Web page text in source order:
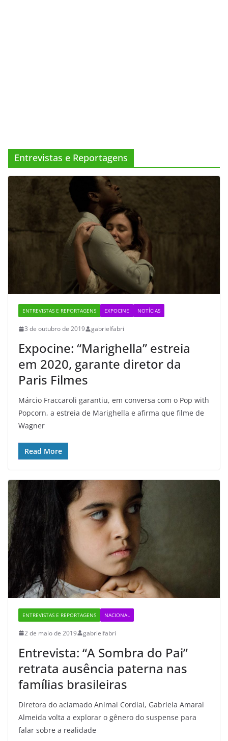
Entrevistas e Reportagens
ENTREVISTAS E REPORTAGENS EXPOCINE NOTÍCIAS
3 de outubro de 2019 gabrielfabri
Expocine: “Marighella” estreia
em 2020, garante diretor da
Paris Filmes
Márcio Fraccaroli garantiu, em conversa com o Pop with
Popcorn, a estreia de Marighella e afirma que filme de
Wagner
Read More
ENTREVISTAS E REPORTAGENS NACIONAL
2 de maio de 2019 gabrielfabri
Entrevista: “A Sombra do Pai”
retrata ausência paterna nas
famílias brasileiras
Diretora do aclamado Animal Cordial, Gabriela Amaral
Almeida volta a explorar o gênero do suspense para
falar sobre a realidade